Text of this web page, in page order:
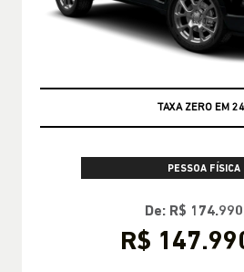
TAXA ZERO EM
PESSOA FÍSICA
De: R$
R$